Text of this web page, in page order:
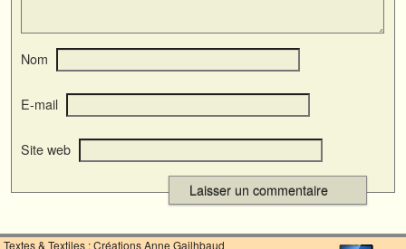
Nom
E-mail
Site web
Textes & Textiles : Créations Anne Gailhbaud